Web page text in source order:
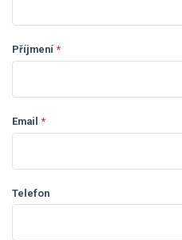
Příjmení *
Email *
Telefon
leave
field